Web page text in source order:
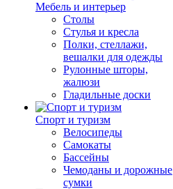
Мебель и интерьер
Столы
Стулья и кресла
Полки, стеллажи,
вешалки для одежды
Рулонные шторы,
жалюзи
Гладильные доски
Спорт и туризм
Велосипеды
Самокаты
Бассейны
Чемоданы и дорожные
сумки